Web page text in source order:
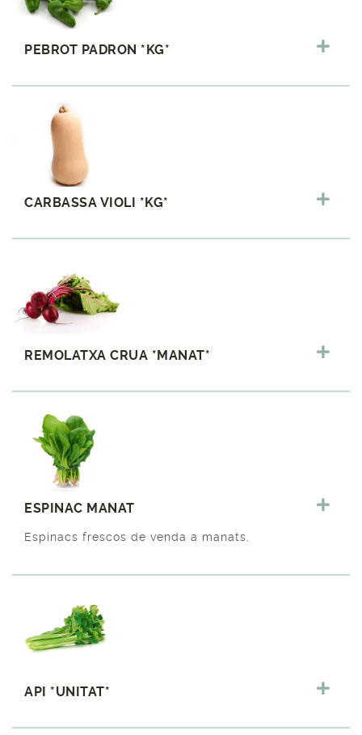
PEBROT PADRON *KG*
CARBASSA VIOLI *KG*
REMOLATXA CRUA *MANAT*
ESPINAC MANAT
Espinacs frescos de venda a manats.
API *UNITAT*